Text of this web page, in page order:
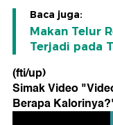
Baca juga:
Makan Telur
Terjadi pada
(fti/up)
Simak Video "
Berapa Kalorinya?